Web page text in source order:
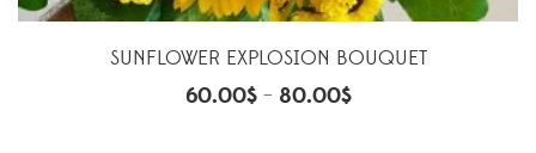
SUNFLOWER EXPLOSION BOUQUET
60.00$– 80.00$